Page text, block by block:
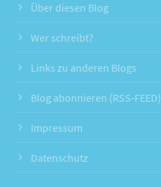
Über diesen Blog
Wer schreibt?
Links zu anderen Blogs
Blog abonnieren (RSS-FEED)
Impressum
Datenschutz